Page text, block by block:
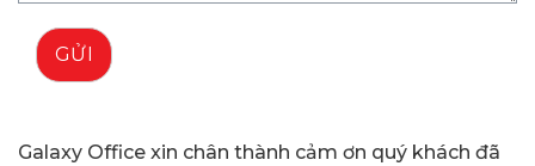
GỬI
Galaxy Office xin chân thành cảm ơn quý khách đã